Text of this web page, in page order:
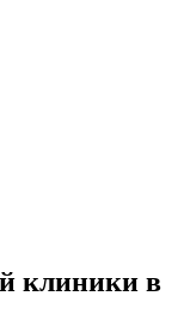
клиники в